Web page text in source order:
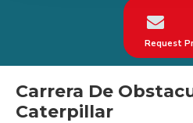
Request
Carrera De
Caterpillar